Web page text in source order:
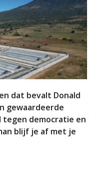
dat bevalt Donald
gewaardeerde
tegen democratie en
blijf je af met je